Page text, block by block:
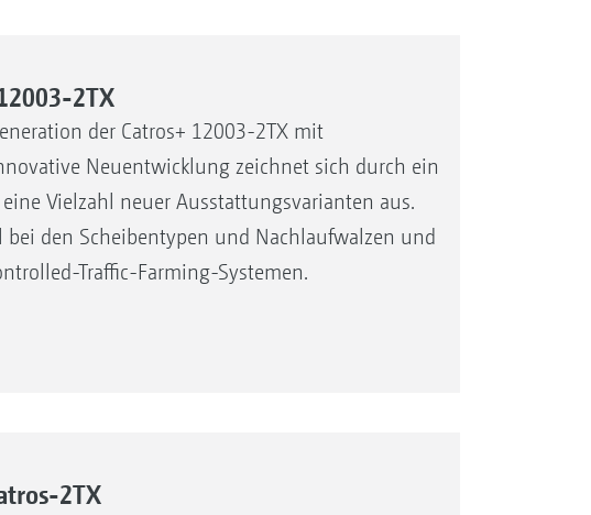
2TX
der Catros+ 12003-2TX mit
Neuentwicklung zeichnet sich durch ein
Vielzahl neuer Ausstattungsvarianten aus.
den Scheibentypen und Nachlaufwalzen und
Traffic-Farming-Systemen.
2TX